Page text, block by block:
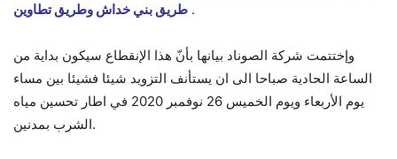
طريق بني خداش وطريق تطاوين .
وإختتمت شركة الصوناد بيانها بأنّ هذا الإنقطاع سيكون بداية من
الساعة الحادية صباحا الى ان يستأنف التزويد شيئا فشيئا بين مساء
يوم الأربعاء ويوم الخميس 26 نوفمبر 2020 في اطار تحسين مياه
الشرب بمدنين.